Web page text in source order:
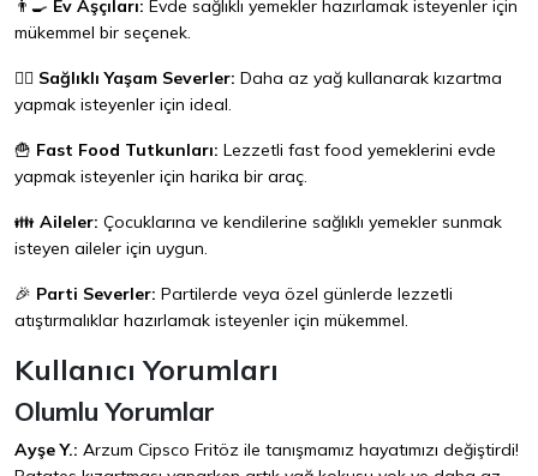
👨‍🍳 Ev Aşçıları: Evde sağlıklı yemekler hazırlamak isteyenler için
mükemmel bir seçenek.
🏃‍♀️ Sağlıklı Yaşam Severler: Daha az yağ kullanarak kızartma
yapmak isteyenler için ideal.
🍟 Fast Food Tutkunları: Lezzetli fast food yemeklerini evde
yapmak isteyenler için harika bir araç.
👪 Aileler: Çocuklarına ve kendilerine sağlıklı yemekler sunmak
isteyen aileler için uygun.
🎉 Parti Severler: Partilerde veya özel günlerde lezzetli
atıştırmalıklar hazırlamak isteyenler için mükemmel.
Kullanıcı Yorumları
Olumlu Yorumlar
Ayşe Y.: Arzum Cipsco Fritöz ile tanışmamız hayatımızı değiştirdi!